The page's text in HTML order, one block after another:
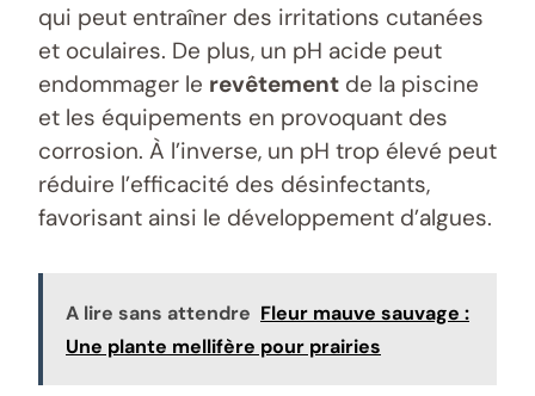
qui peut entraîner des irritations cutanées
et oculaires. De plus, un pH acide peut
endommager le revêtement de la piscine
et les équipements en provoquant des
corrosion. À l’inverse, un pH trop élevé peut
réduire l’efficacité des désinfectants,
favorisant ainsi le développement d’algues.
A lire sans attendre Fleur mauve sauvage :
Une plante mellifère pour prairies